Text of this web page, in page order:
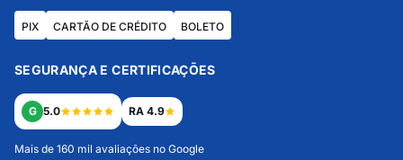
PIX CARTÃO DE CRÉDITO BOLETO
SEGURANÇA E CERTIFICAÇÕES
G 5.0 RA 4.9
Mais de 160 mil avaliações no Google